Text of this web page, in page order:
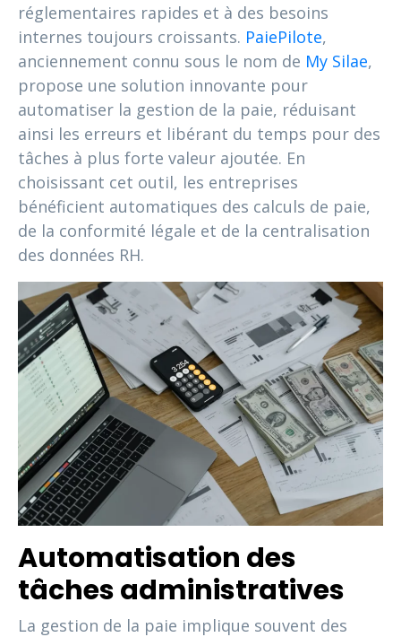
réglementaires rapides et à des besoins
internes toujours croissants. PaiePilote,
anciennement connu sous le nom de My Silae,
propose une solution innovante pour
automatiser la gestion de la paie, réduisant
ainsi les erreurs et libérant du temps pour des
tâches à plus forte valeur ajoutée. En
choisissant cet outil, les entreprises
bénéficient automatiques des calculs de paie,
de la conformité légale et de la centralisation
des données RH.
Automatisation des
tâches administratives
La gestion de la paie implique souvent des